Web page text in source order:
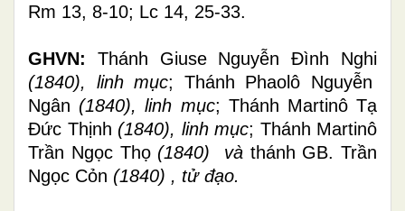
Rm 13, 8-10; Lc 14, 25-33.
GHVN: Thánh Giuse Nguyễn Đình Nghi
(1840), linh mục;
Thánh Phaolô Nguyễn
Ngân (1840), linh mục; Thánh Martinô Tạ
Đức Thịnh (1840), linh mục; Thánh Martinô
Trần Ngọc Thọ (1840) và thánh GB. Trần
Ngọc Cỏn (1840) , tử đạo.